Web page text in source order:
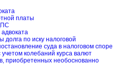
платы
по иску налоговой
суда в налоговом споре
учетом колебаний курса валют
приобретенных необоснованно